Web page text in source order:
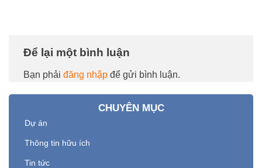
CHUYÊN MỤC
Dự án
Thông tin hữu ích
Tin tức
Để lại một bình luận
Bạn phải đăng nhập để gửi bình luận.